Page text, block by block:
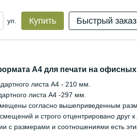
уп. Купить Быстрый заказ
А4 для печати на
листа А4 - 210 мм.
листа А4 -297 мм.
согласно вышеприведенным
и строго отцентрировано друг к
с размерами и соотношениями есть